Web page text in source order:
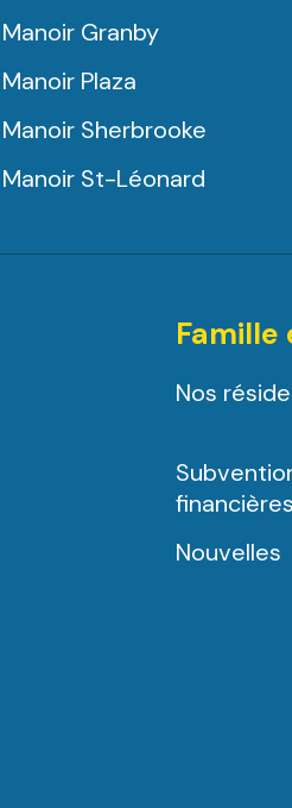
Manoir Granby
Manoir Plaza
Manoir Sherbrooke
Manoir St-Léonard
Nos
financières
Nouvelles